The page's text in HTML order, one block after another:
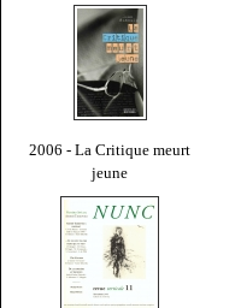
2006 - La Critique meurt
jeune